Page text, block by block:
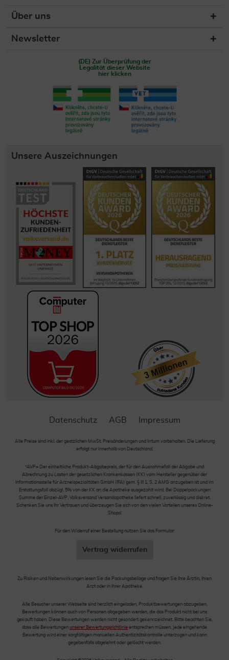
Über uns
Newsletter
(DE) Zur Überprüfung der
Legalität dieser Website
hier klicken
Unsere Auszeichnungen
Datenschutz AGB Impressum
Alle Preise sind inkl. der gestzlichen MwSt. Preisänderungen und Irrtum vorbehalten. Die Lieferung
erfolgt nur innerhalb von Deutschland.
*AVP= Der einheitliche Produkt-Abgabepreis, der für den Ausnahmefall der Abgabe und
Abrechnung zu Lasten der gesetzlichen Krankenkassen (KK) vom Hersteller gegenüber der
Informationsstelle für Arzneispezialitäten GmbH (IFA) gem. § III 1, S. 2 AMG anzugeben ist und im
Erstattungsfall abzügl. 5% von der KK an die Apotheke ausgezahlt wird. Bei Doppelpackungen
Summe der Einzel-AVP. Volksversand Versandapotheke liefert schnell, zuverlässig und diskret.
Schenken Sie uns Ihr Vertrauen und überzeugen Sie sich von den vielen Vorteilen unseres Online-
Shops!
Für den Widerruf einer Bestellung nutzen Sie das Formular:
Vertrag widerrufen
Zu Risiken und Nebenwirkungen lesen Sie die Packungsbeilage und fragen Sie Ihre Ärztin, Ihren
Arzt oder in Ihrer Apotheke.
Alle Besucher unserer Webseite sind herzlich eingeladen, Produktbewertungen abzugeben.
Bewertungen können auch von Personen abgegeben werden, die das Produkt nicht bei uns
gekauft haben. Diese Bewertungen werden nicht gesondert gekennzeichnet. Bitte beachten Sie,
dass alle Bewertungen unserer Bewertungsrichtlinie entsprechen müssen. Jede eingehende
Bewertung wird einer sorgfältigen manuellen Authentizitätskontrolle unterzogen und kann
gegebenfalls abgelehnt oder gelöscht werden.